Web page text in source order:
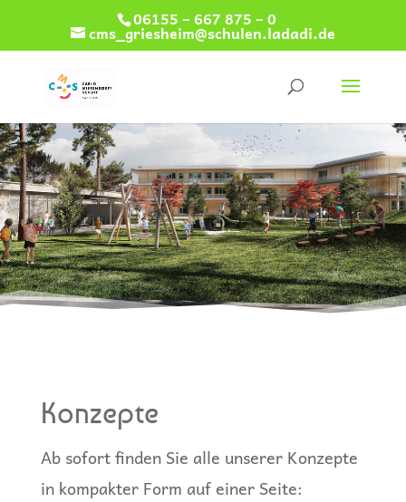
06155 – 667 875 – 0
cms_griesheim@schulen.ladadi.de
Konzepte
Ab sofort finden Sie alle unserer Konzepte
in kompakter Form auf einer Seite: